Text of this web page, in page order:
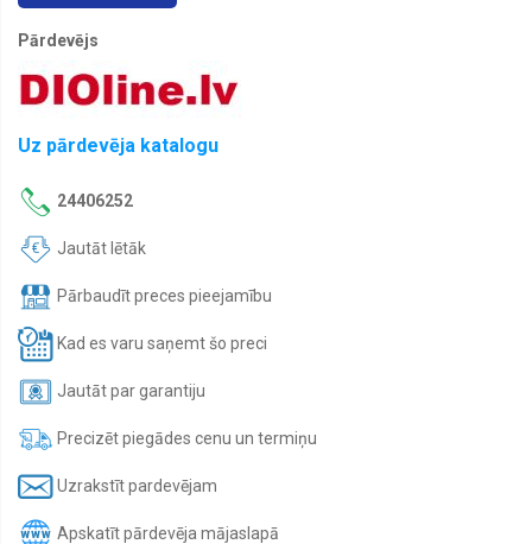
Pārdevējs
Uz pārdevēja katalogu
24406252
Jautāt lētāk
Pārbaudīt preces pieejamību
Kad es varu saņemt šo preci
Jautāt par garantiju
Precizēt piegādes cenu un termiņu
Uzrakstīt pardevējam
Apskatīt pārdevēja mājaslapā